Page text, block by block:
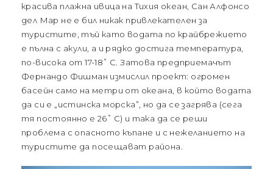
красива плажна ивица на Тихия океан, Сан Алфонсо
дел Мар не е бил никак привлекателен за
туристите, тъй като водата по крайбрежието
е пълна с акули, а и рядко достига температура,
по-висока от 17-18˚ С. Затова предприемачът
Фернандо Фишман измислил проект: огромен
басейн само на метри от океана, в който водата
да си е „истинска морска”, но да се загрява (сега
тя постоянно е 26˚ С) и така да се реши
проблема с опасното къпане и с нежеланието на
туристите да посещават района.